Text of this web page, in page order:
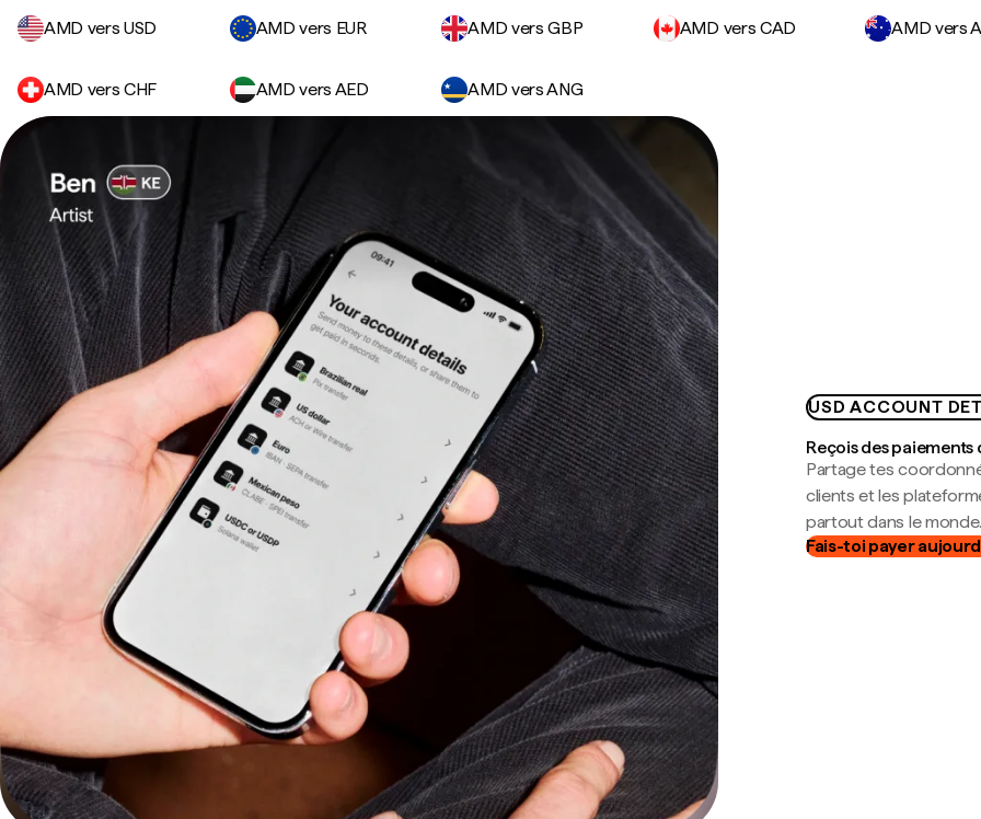
AMD vers USD
AMD vers EUR AMD vers GBP AMD vers CAD AMD vers
AMD vers CHF AMD vers AED AMD vers ANG
USD ACCOUNT
Reçois des
Partage tes
clients et les
partout dans le monde.
Fais-toi payer